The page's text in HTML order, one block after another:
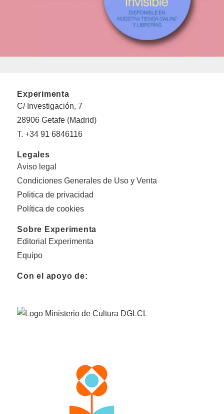
Experimenta
C/ Investigación, 7
28906 Getafe (Madrid)
T. +34 91 6846116
Legales
Aviso legal
Condiciones Generales de Uso y Venta
Politica de privacidad
Política de cookies
Sobre Experimenta
Editorial Experimenta
Equipo
Con el apoyo de: